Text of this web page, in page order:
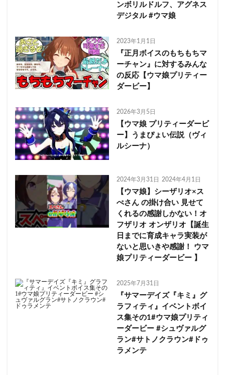
ンボリルドルフ、アグネス
デジタル #ウマ娘
2023年1月1日
『正月ボイスのもちもちマ
ーチャン』に対するみんな
の反応【ウマ娘プリティー
ダービー】
2026年3月5日
【ウマ娘 プリティーダービ
ー】うまぴょい伝説（ヴィ
ルシーナ）
2024年3月31日 2024年4月1日
【ウマ娘】シーザリオ×ス
ぺさん の掛け合い 見せて
くれるの感謝しかない！オ
フザリオ オンザリオ【誕生
日までに育成キャラ実装が
ないと思いきや感謝！ ウマ
娘プリティーダービー 】
2025年7月31日
『サマーデイズ『キミ』グ
ラフィティ』イベントボイ
ス集その1#ウマ娘プリティ
ーダービー #シュヴァルグ
ラン#サトノクラウン#ドゥ
ラメンテ